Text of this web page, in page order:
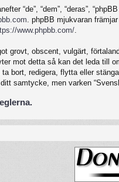
“de”, “dem”, “deras”,
. phpBB mjukvaran
www.phpbb.com/
grovt, obscent, vulgärt,
mot detta så kan det leda till
ta bort, redigera, flytta eller
samtycke, men varken